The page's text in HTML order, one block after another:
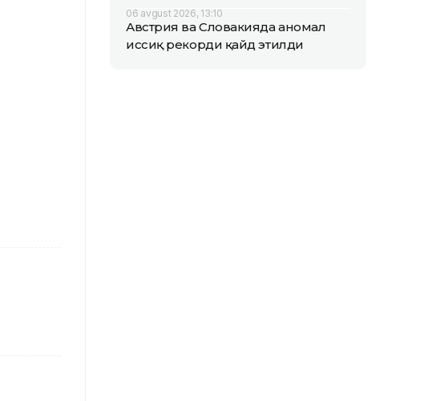
06 avgust 2026, 13:10
Австрия ва Словакияда аномал
иссиқ рекорди қайд этилди